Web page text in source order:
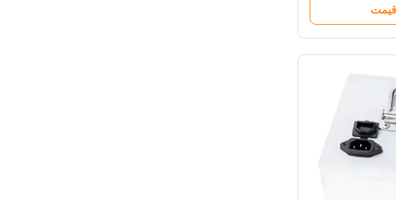
قیمت